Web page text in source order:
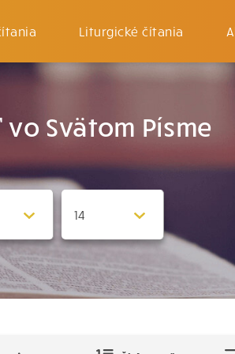
Liturgické čítania
Svätom Písme